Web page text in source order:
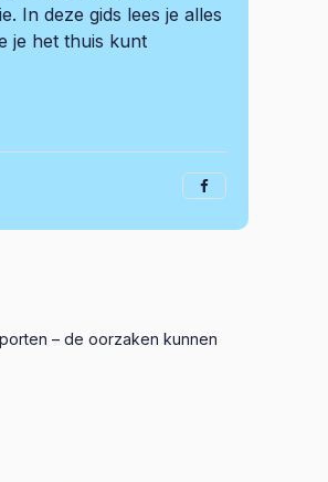
In deze gids lees je alles
je het thuis kunt
– de oorzaken kunnen